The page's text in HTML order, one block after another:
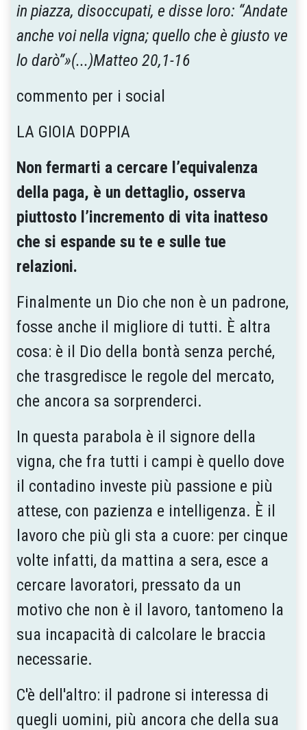
in piazza, disoccupati, e disse loro: “Andate
anche voi nella vigna; quello che è giusto ve
lo darò”»(...)Matteo 20,1-16
commento per i social
LA GIOIA DOPPIA
Non fermarti a cercare l’equivalenza
della paga, è un dettaglio, osserva
piuttosto l’incremento di vita inatteso
che si espande su te e sulle tue
relazioni.
Finalmente un Dio che non è un padrone,
fosse anche il migliore di tutti. È altra
cosa: è il Dio della bontà senza perché,
che trasgredisce le regole del mercato,
che ancora sa sorprenderci.
In questa parabola è il signore della
vigna, che fra tutti i campi è quello dove
il contadino investe più passione e più
attese, con pazienza e intelligenza. È il
lavoro che più gli sta a cuore: per cinque
volte infatti, da mattina a sera, esce a
cercare lavoratori, pressato da un
motivo che non è il lavoro, tantomeno la
sua incapacità di calcolare le braccia
necessarie.
C'è dell'altro: il padrone si interessa di
quegli uomini, più ancora che della sua